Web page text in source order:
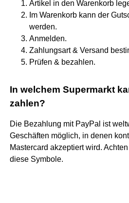
Artikel in den Warenkorb
Im Warenkorb kann der
werden.
Anmelden.
Zahlungsart & Versand
Prüfen & bezahlen.
In welchem Supermarkt
zahlen?
Die Bezahlung mit PayPal ist
Geschäften möglich, in denen
Mastercard akzeptiert wird.
diese Symbole.